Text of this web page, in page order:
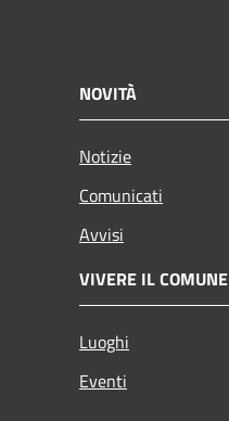
NOVITÀ
Notizie
Comunicati
Avvisi
VIVERE IL COMUNE
Luoghi
Eventi